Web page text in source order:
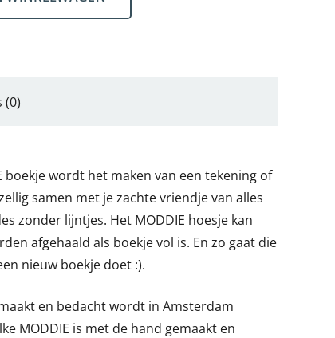
(0)
boekje wordt het maken van een tekening of
samen met je zachte vriendje van alles
zonder lijntjes. Het MODDIE hoesje kan
afgehaald als boekje vol is. En zo gaat die
nieuw boekje doet :).
en bedacht wordt in Amsterdam
MODDIE is met de hand gemaakt en